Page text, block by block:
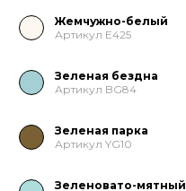
Жемчужно-белый
Артикул E425
Зеленая бездна
Артикул BG84
Зеленая парка
Артикул YG10
Зеленовато-мятный